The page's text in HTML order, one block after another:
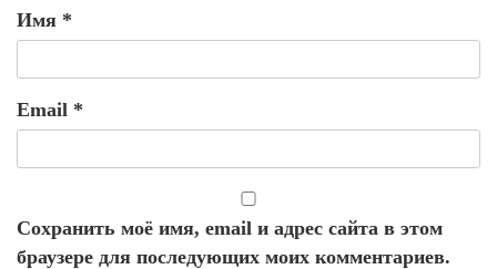
Имя *
Email *
Сохранить моё имя, email и адрес сайта в этом
браузере для последующих моих комментариев.